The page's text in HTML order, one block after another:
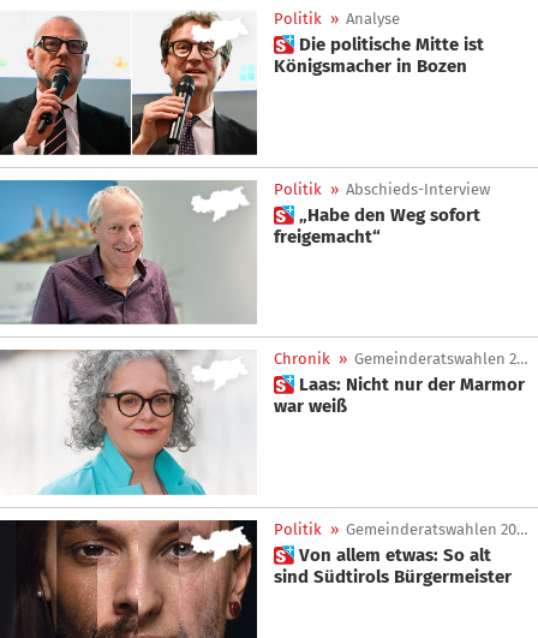
Politik » Analyse
 Die politische Mitte ist
Königsmacher in Bozen
Politik » Abschieds-Interview
 „Habe den Weg sofort
freigemacht“
Chronik » Gemeinderatswahlen 2025
 Laas: Nicht nur der Marmor
war weiß
Politik » Gemeinderatswahlen 2025
 Von allem etwas: So alt
sind Südtirols Bürgermeister